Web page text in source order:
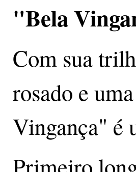
"Bela
Com sua
rosado e
Vingança" é